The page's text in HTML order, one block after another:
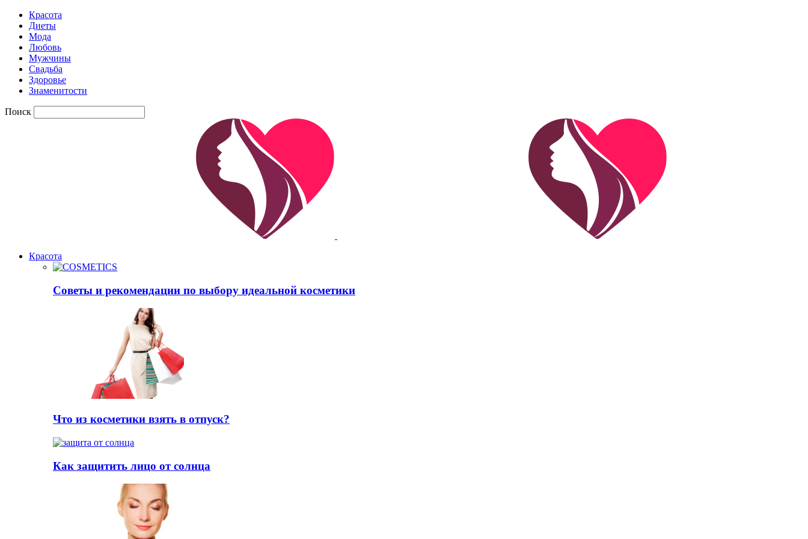
Красота
Диеты
Мода
Любовь
Мужчины
Свадьба
Здоровье
Знаменитости
Поиск
Красота
Советы и рекомендации по выбору идеальной косметики
Что из косметики взять в отпуск?
Как защитить лицо от солнца